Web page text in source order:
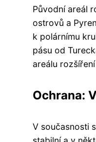
Původní areál
ostrovů a
k polárnímu
pásu od
areálu
Ochrana:
V současnosti